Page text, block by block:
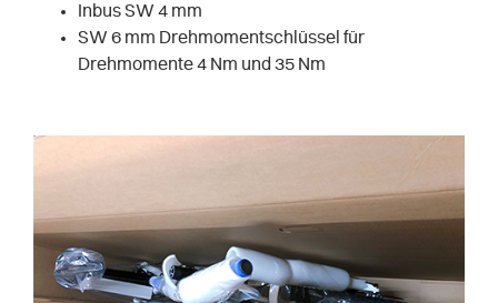
Inbus SW 4 mm
SW 6 mm Drehmomentschlüssel für
Drehmomente 4 Nm und 35 Nm